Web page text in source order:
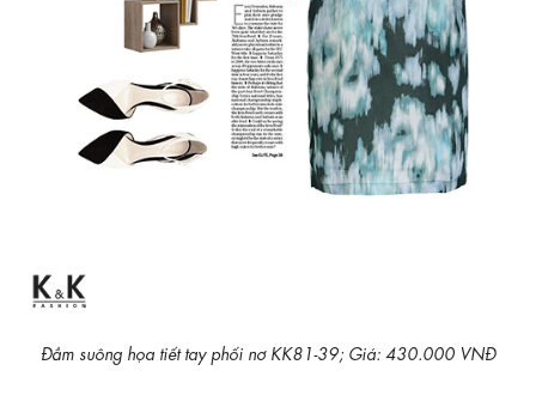
Đầm suông họa tiết tay phối nơ KK81-39; Giá: 430.000 VNĐ